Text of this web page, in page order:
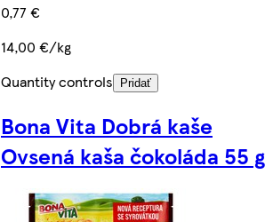
0,77 €
14,00 €/kg
Quantity controls
Pridať
Bona Vita Dobrá kaše
Ovsená kaša čokoláda 55 g